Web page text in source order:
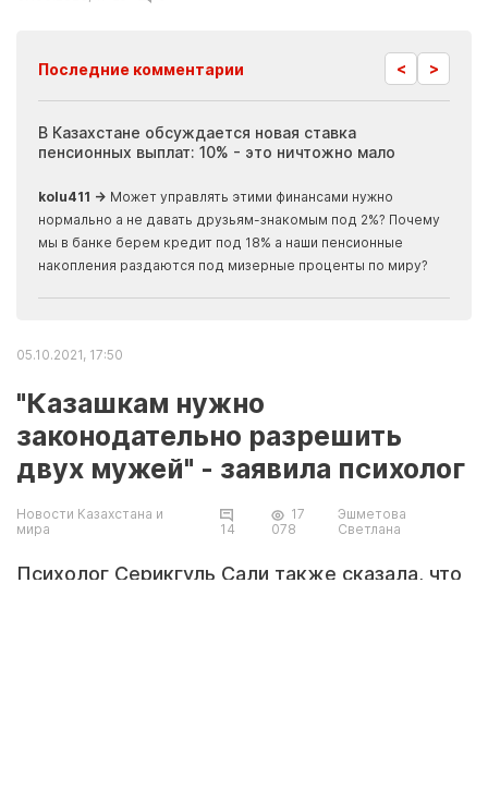
Последние комментарии < >
В Казахстане обсуждается новая ставка
пенсионных выплат: 10% - это ничтожно мало
kolu411 → Может управлять этими финансами нужно
нормально а не давать друзьям-знакомым под 2%? Почему
мы в банке берем кредит под 18% а наши пенсионные
накопления раздаются под мизерные проценты по миру?
05.10.2021, 17:50
"Казашкам нужно
законодательно разрешить
двух мужей" - заявила психолог
Новости Казахстана и
мира
14
17
078
Эшметова
Светлана
Психолог Серикгуль Сали также сказала, что